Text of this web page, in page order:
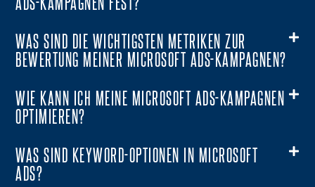
WAS SIND DIE WICHTIGSTEN METRIKEN ZUR
BEWERTUNG MEINER MICROSOFT ADS-KAMPAGNEN?
WIE KANN ICH MEINE MICROSOFT ADS-KAMPAGNEN
OPTIMIEREN?
WAS SIND KEYWORD-OPTIONEN IN MICROSOFT
ADS?